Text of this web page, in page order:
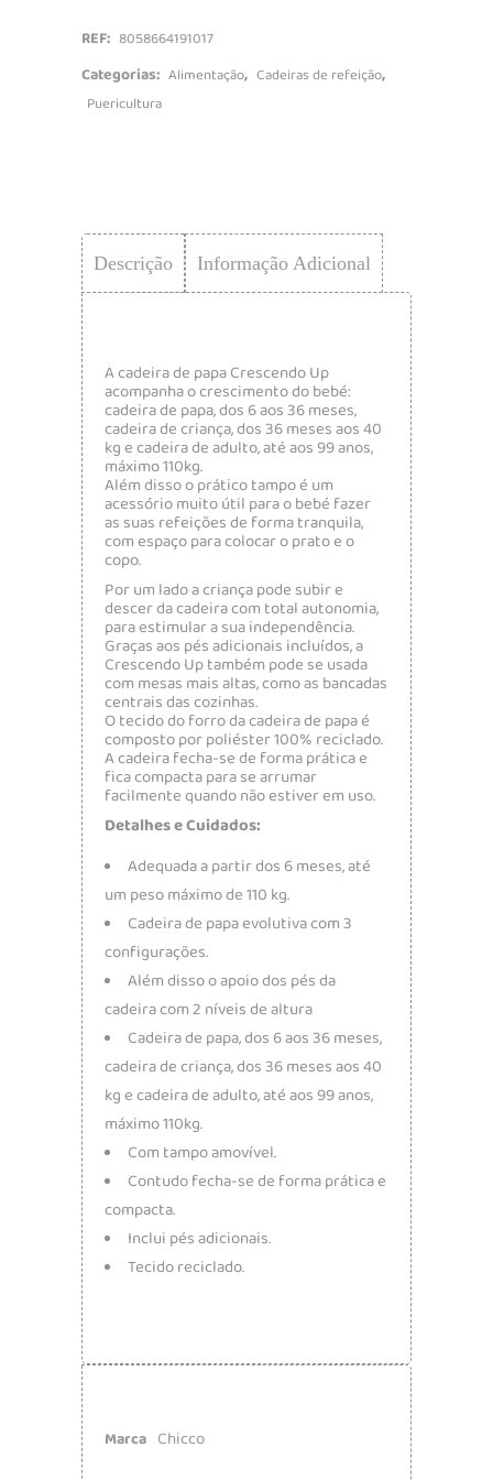
REF: 8058664191017
Categorias: Alimentação, Cadeiras de refeição,
Puericultura
Descrição Informação Adicional
A cadeira de papa Crescendo Up
acompanha o crescimento do bebé:
cadeira de papa, dos 6 aos 36 meses,
cadeira de criança, dos 36 meses aos 40
kg e cadeira de adulto, até aos 99 anos,
máximo 110kg.
Além disso o prático tampo é um
acessório muito útil para o bebé fazer
as suas refeições de forma tranquila,
com espaço para colocar o prato e o
copo.
Por um lado a criança pode subir e
descer da cadeira com total autonomia,
para estimular a sua independência.
Graças aos pés adicionais incluídos, a
Crescendo Up também pode se usada
com mesas mais altas, como as bancadas
centrais das cozinhas.
O tecido do forro da cadeira de papa é
composto por poliéster 100% reciclado.
A cadeira fecha-se de forma prática e
fica compacta para se arrumar
facilmente quando não estiver em uso.
Detalhes e Cuidados:
Adequada a partir dos 6 meses, até
um peso máximo de 110 kg.
Cadeira de papa evolutiva com 3
configurações.
Além disso o apoio dos pés da
cadeira com 2 níveis de altura
Cadeira de papa, dos 6 aos 36 meses,
cadeira de criança, dos 36 meses aos 40
kg e cadeira de adulto, até aos 99 anos,
máximo 110kg.
Com tampo amovível.
Contudo fecha-se de forma prática e
compacta.
Inclui pés adicionais.
Tecido reciclado.
Marca Chicco